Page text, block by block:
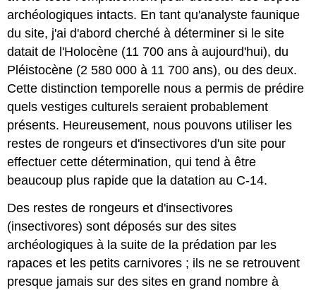
archéologiques intacts. En tant qu'analyste faunique
du site, j'ai d'abord cherché à déterminer si le site
datait de l'Holocène (11 700 ans à aujourd'hui), du
Pléistocène (2 580 000 à 11 700 ans), ou des deux.
Cette distinction temporelle nous a permis de prédire
quels vestiges culturels seraient probablement
présents. Heureusement, nous pouvons utiliser les
restes de rongeurs et d'insectivores d'un site pour
effectuer cette détermination, qui tend à être
beaucoup plus rapide que la datation au C-14.
Des restes de rongeurs et d'insectivores
(insectivores) sont déposés sur des sites
archéologiques à la suite de la prédation par les
rapaces et les petits carnivores ; ils ne se retrouvent
presque jamais sur des sites en grand nombre à